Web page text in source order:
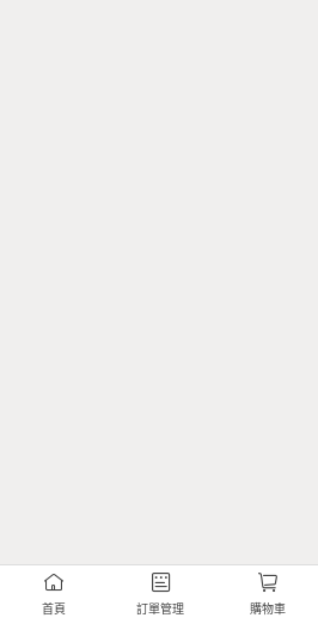
首頁 訂單管理 購物車